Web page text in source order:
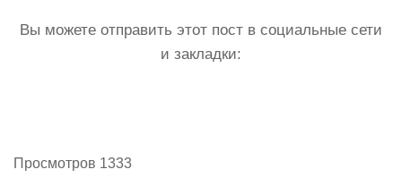
Вы можете отправить этот пост в социальные сети
и закладки:
Просмотров 1333